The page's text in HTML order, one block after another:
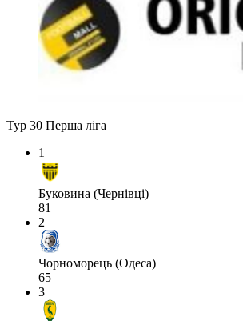
Тур 30 Перша ліга
1
Буковина (Чернівці)
81
2
Чорноморець (Одеса)
65
3